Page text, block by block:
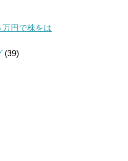
万円で株をは
(39)